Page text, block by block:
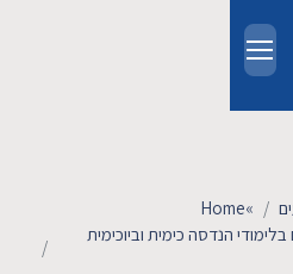
Home»
הנדסה כימית וביוכימית